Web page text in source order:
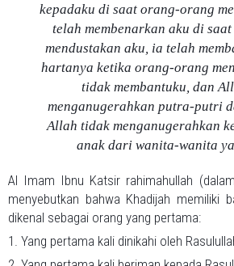
kepadaku di saat orang-orang
telah membenarkan aku di
mendustakan aku, ia telah
hartanya ketika orang-orang
tidak membantuku, dan
menganugerahkan putra-putri
Allah tidak menganugerahkan
anak dari wanita-wanita
Al Imam Ibnu Katsir rahimahullah
menyebutkan bahwa Khadijah memiliki
dikenal sebagai orang yang pertama:
1. Yang pertama kali dinikahi oleh